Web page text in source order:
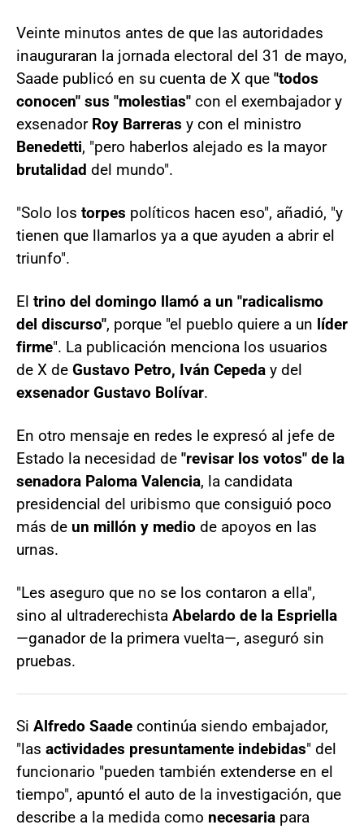
Veinte minutos antes de que las autoridades
inauguraran la jornada electoral del 31 de mayo,
Saade publicó en su cuenta de X que "todos
conocen" sus "molestias" con el exembajador y
exsenador Roy Barreras y con el ministro
Benedetti, "pero haberlos alejado es la mayor
brutalidad del mundo".
"Solo los torpes políticos hacen eso", añadió, "y
tienen que llamarlos ya a que ayuden a abrir el
triunfo".
El trino del domingo llamó a un "radicalismo
del discurso", porque "el pueblo quiere a un líder
firme". La publicación menciona los usuarios
de X de Gustavo Petro, Iván Cepeda y del
exsenador Gustavo Bolívar.
En otro mensaje en redes le expresó al jefe de
Estado la necesidad de "revisar los votos" de la
senadora Paloma Valencia, la candidata
presidencial del uribismo que consiguió poco
más de un millón y medio de apoyos en las
urnas.
"Les aseguro que no se los contaron a ella",
sino al ultraderechista Abelardo de la Espriella
—ganador de la primera vuelta—, aseguró sin
pruebas.
Si Alfredo Saade continúa siendo embajador,
"las actividades presuntamente indebidas" del
funcionario "pueden también extenderse en el
tiempo", apuntó el auto de la investigación, que
describe a la medida como necesaria para